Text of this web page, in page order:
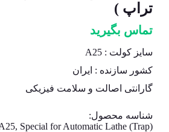
تراپ )
تماس بگیرید
سایز کولت : A25
کشور سازنده : ایران
گارانتی اصالت و سلامت فیزیکی
شناسه محصول:
Special for Automatic Lathe (Trap)